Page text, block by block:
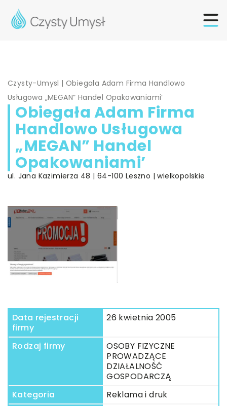
Czysty-Umysl |Obiegała Adam Firma Handlowo
Usługowa „MEGAN” Handel Opakowaniami’
Obiegała Adam Firma
Handlowo Usługowa
„MEGAN” Handel
Opakowaniami’
ul. Jana Kazimierza 48 | 64-100 Leszno | wielkopolskie
Data rejestracji
firmy
26 kwietnia 2005
Rodzaj firmy
OSOBY FIZYCZNE
PROWADZĄCE
DZIAŁALNOŚĆ
GOSPODARCZĄ
Kategoria
Reklama i druk